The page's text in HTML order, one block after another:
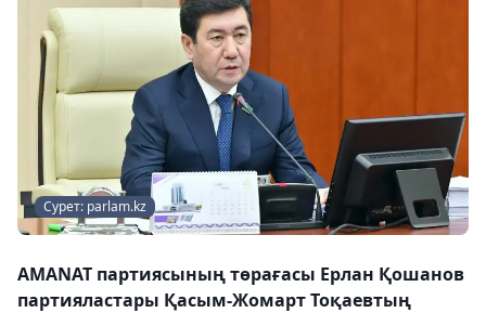
Сурет: parlam.kz
AMANAT партиясының төрағасы Ерлан Қошанов
партияластары Қасым-Жомарт Тоқаевтың